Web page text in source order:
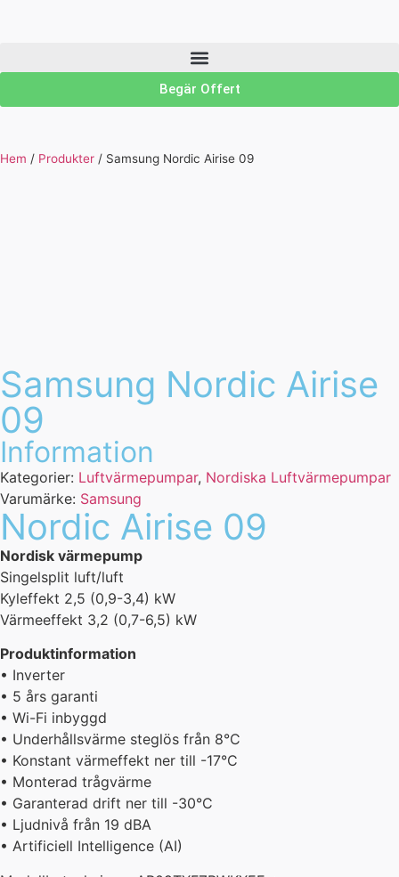
Begär Offert
Hem / Produkter / Samsung Nordic Airise 09
Samsung Nordic Airise
09
Information
Kategorier: Luftvärmepumpar, Nordiska Luftvärmepumpar
Varumärke: Samsung
Nordic Airise 09
Nordisk värmepump
Singelsplit luft/luft
Kyleffekt 2,5 (0,9-3,4) kW
Värmeeffekt 3,2 (0,7-6,5) kW
Produktinformation
• Inverter
• 5 års garanti
• Wi-Fi inbyggd
• Underhållsvärme steglös från 8°C
• Konstant värmeffekt ner till -17°C
• Monterad trågvärme
• Garanterad drift ner till -30°C
• Ljudnivå från 19 dBA
• Artificiell Intelligence (AI)